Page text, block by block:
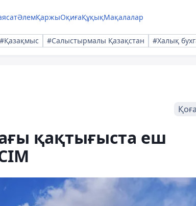
ӘлемҚаржыОқиғаҚұқықМақалалар
#Қазақмыс #Салыстырмалы Қазақстан #Халық
қақтығыста еш